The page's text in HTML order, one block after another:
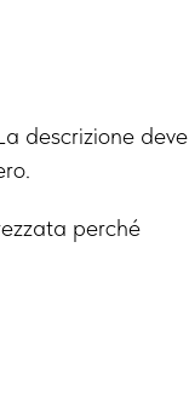
descrizione deve
perché